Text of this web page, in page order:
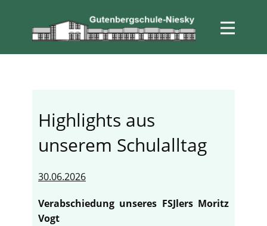
Highlights aus
unserem Schulalltag
30.06.2026
Verabschiedung unseres FSJlers Moritz
Vogt